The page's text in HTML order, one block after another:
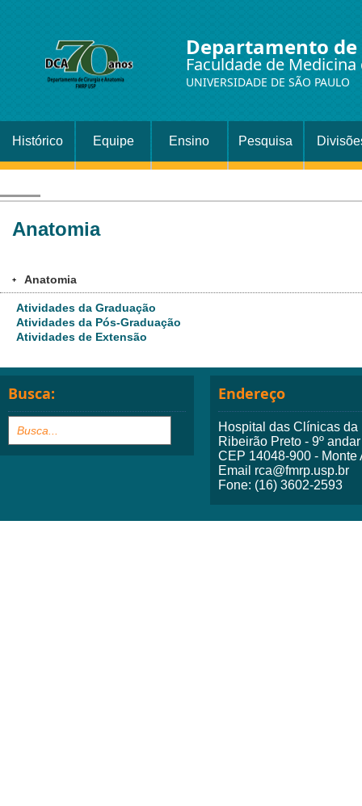
Departamento
Faculdade de
UNIVERSIDADE DE SÃO PAULO
Histórico Equipe Ensino Pesquisa
Anatomia
+ Anatomia
Atividades da Graduação
Atividades da Pós-Graduação
Atividades de Extensão
Busca: Endereço
Hospital das Clínicas
Ribeirão Preto - 9º andar
CEP 14048-900 -
Email rca@fmrp.usp.br
Fone: (16) 3602-2593